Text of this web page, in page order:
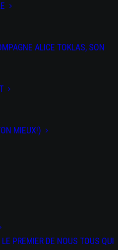
ALICE TOKLAS, SON
MIEUX!)
PREMIER DE NOUS TOUS QUI
à Sevran, Les Ateliers
Toujours après minuit
reçoit le soutien du Ministère de
du Conseil Départemental du Val-